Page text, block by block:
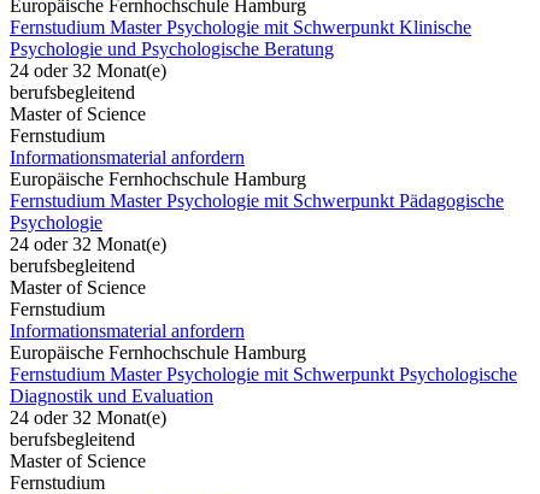
Europäische Fernhochschule Hamburg
Fernstudium Master Psychologie mit Schwerpunkt Klinische
Psychologie und Psychologische Beratung
24 oder 32 Monat(e)
berufsbegleitend
Master of Science
Fernstudium
Informationsmaterial anfordern
Europäische Fernhochschule Hamburg
Fernstudium Master Psychologie mit Schwerpunkt Pädagogische
Psychologie
24 oder 32 Monat(e)
berufsbegleitend
Master of Science
Fernstudium
Informationsmaterial anfordern
Europäische Fernhochschule Hamburg
Fernstudium Master Psychologie mit Schwerpunkt Psychologische
Diagnostik und Evaluation
24 oder 32 Monat(e)
berufsbegleitend
Master of Science
Fernstudium